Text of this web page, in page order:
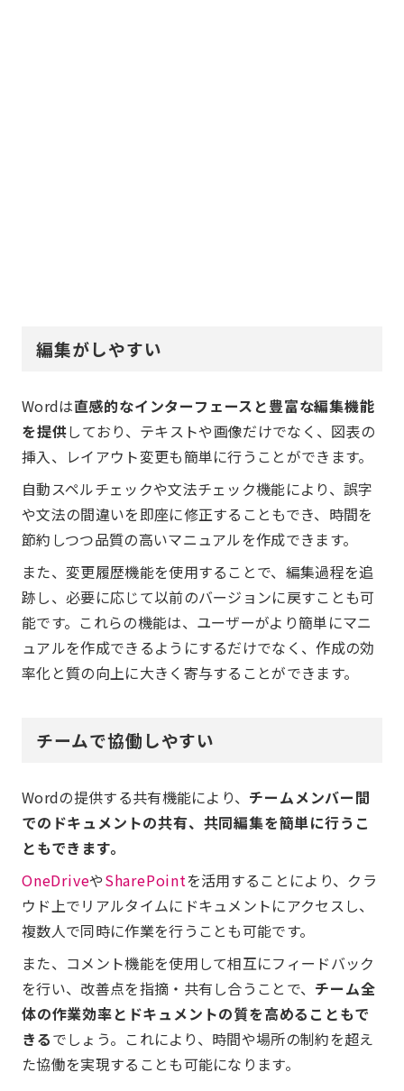
編集がしやすい
Wordは直感的なインターフェースと豊富な編集機能
を提供しており、テキストや画像だけでなく、図表の
挿入、レイアウト変更も簡単に行うことができます。
自動スペルチェックや文法チェック機能により、誤字
や文法の間違いを即座に修正することもでき、時間を
節約しつつ品質の高いマニュアルを作成できます。
また、変更履歴機能を使用することで、編集過程を追
跡し、必要に応じて以前のバージョンに戻すことも可
能です。これらの機能は、ユーザーがより簡単にマニ
ュアルを作成できるようにするだけでなく、作成の効
率化と質の向上に大きく寄与することができます。
チームで協働しやすい
Wordの提供する共有機能により、 チームメンバー間
でのドキュメントの共有、共同編集を簡単に行うこ
ともできます。
OneDriveやSharePointを活用することにより、クラ
ウド上でリアルタイムにドキュメントにアクセスし、
複数人で同時に作業を行うことも可能です。
また、コメント機能を使用して相互にフィードバック
を行い、改善点を指摘・共有し合うことで、 チーム全
体の作業効率とドキュメントの質を高めることもで
きるでしょう。これにより、時間や場所の制約を超え
た協働を実現することも可能になります。